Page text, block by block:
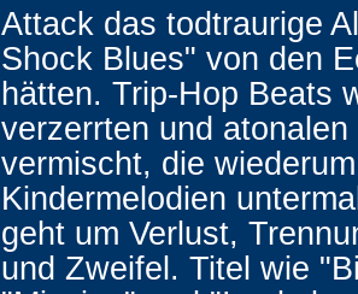
Attack das todtraurige
Shock Blues" von den
hätten. Trip-Hop Beats
verzerrten und
vermischt, die
Kindermelodien
geht um Verlust,
und Zweifel. Titel wie